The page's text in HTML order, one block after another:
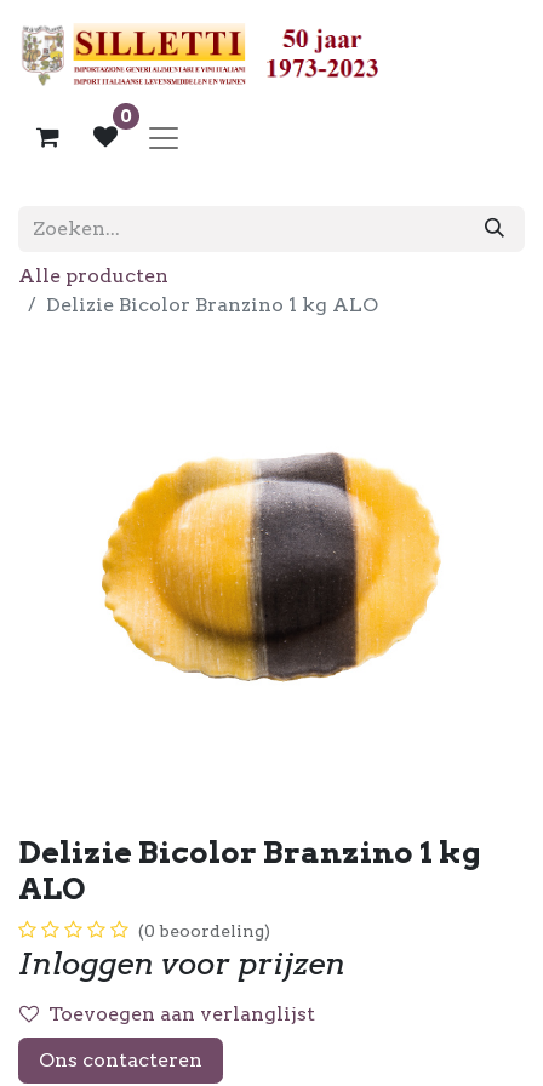
0
Alle producten
Delizie Bicolor Branzino 1 kg ALO
Delizie Bicolor Branzino 1 kg
ALO
(0 beoordeling)
Inloggen voor prijzen
Toevoegen aan verlanglijst
Ons contacteren